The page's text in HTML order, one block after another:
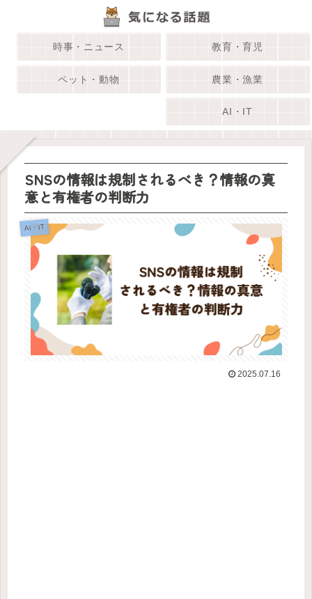
時事・ニュース 教育・育児
ペット・動物 農業・漁業
AI・IT
SNSの情報は規制されるべき？情報の真
意と有権者の判断力
AI・IT
2025.07.16